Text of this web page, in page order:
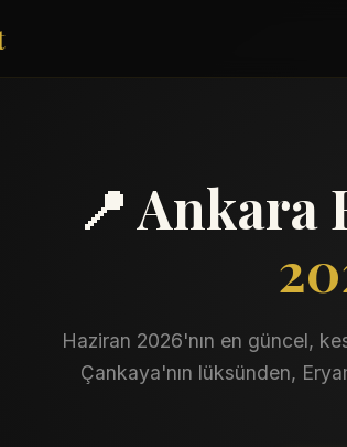
📍 Ankara
Haziran 2026'nın en güncel,
Çankaya'nın lüksünden,